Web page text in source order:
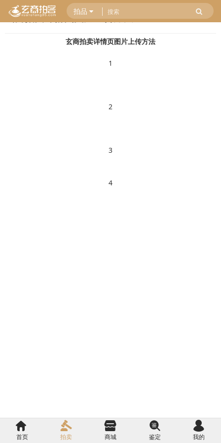
拍品
玄商拍卖详情页图片上传方法
玄商拍卖详情页图片上传方法
1
2
3
4
首页 拍卖 商城 鉴定 我的